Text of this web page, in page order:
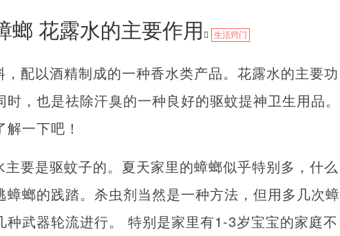
螂 花露水的主要作用 生活窍门
配以酒精制成的一种香水类产品。花露水的主要功
，也是祛除汗臭的一种良好的驱蚊提神卫生用品。
一下吧！
要是驱蚊子的。夏天家里的蟑螂似乎特别多，什么
螂的践踏。杀虫剂当然是一种方法，但用多几次蟑
武器轮流进行。 特别是家里有1-3岁宝宝的家庭不